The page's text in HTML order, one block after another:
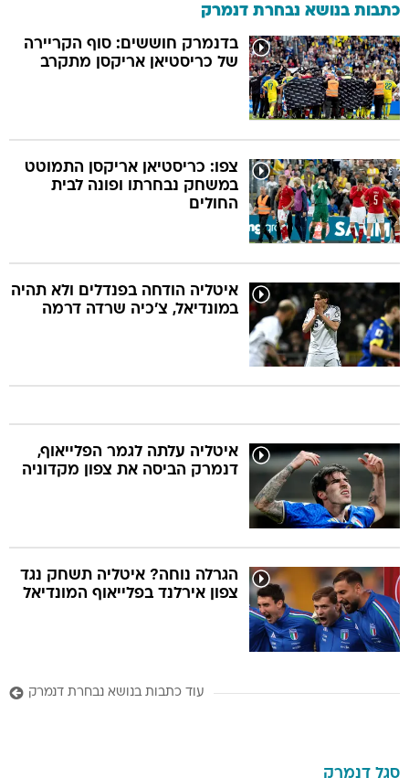
כתבות בנושא נבחרת דנמרק
בדנמרק חוששים: סוף הקריירה
של כריסטיאן אריקסן מתקרב
צפו: כריסטיאן אריקסן התמוטט
במשחק נבחרתו ופונה לבית
החולים
איטליה הודחה בפנדלים ולא תהיה
במונדיאל, צ'כיה שרדה דרמה
איטליה עלתה לגמר הפלייאוף,
דנמרק הביסה את צפון מקדוניה
הגרלה נוחה? איטליה תשחק נגד
צפון אירלנד בפלייאוף המונדיאל
עוד כתבות בנושא נבחרת דנמרק
סגל דנמרק